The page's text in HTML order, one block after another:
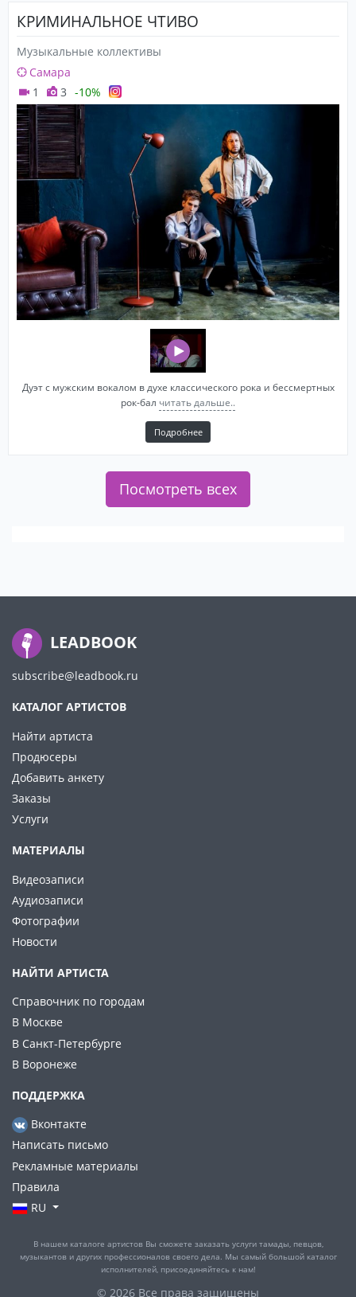
КРИМИНАЛЬНОЕ ЧТИВО
Музыкальные коллективы
Самара
1
3 -10%
Дуэт с мужским вокалом в духе классического рока и бессмертных
рок-бал читать дальше..
Подробнее
Посмотреть всех
LEADBOOK
subscribe@leadbook.ru
КАТАЛОГ АРТИСТОВ
Найти артиста
Продюсеры
Добавить анкету
Заказы
Услуги
МАТЕРИАЛЫ
Видеозаписи
Аудиозаписи
Фотографии
Новости
НАЙТИ АРТИСТА
Справочник по городам
В Москве
В Санкт-Петербурге
В Воронеже
ПОДДЕРЖКА
Вконтакте
Написать письмо
Рекламные материалы
Правила
RU
В нашем каталоге артистов Вы сможете заказать услуги тамады, певцов,
музыкантов и других профессионалов своего дела. Мы самый большой каталог
исполнителей, присоединяйтесь к нам!
© 2026 Все права защищены